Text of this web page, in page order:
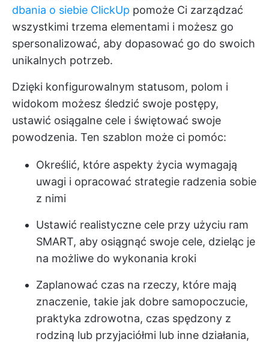
dbania o siebie ClickUp pomoże Ci zarządzać
wszystkimi trzema elementami i możesz go
spersonalizować, aby dopasować go do swoich
unikalnych potrzeb.
Dzięki konfigurowalnym statusom, polom i
widokom możesz śledzić swoje postępy,
ustawić osiągalne cele i świętować swoje
powodzenia. Ten szablon może ci pomóc:
Określić, które aspekty życia wymagają
uwagi i opracować strategie radzenia sobie
z nimi
Ustawić realistyczne cele przy użyciu ram
SMART, aby osiągnąć swoje cele, dzieląc je
na możliwe do wykonania kroki
Zaplanować czas na rzeczy, które mają
znaczenie, takie jak dobre samopoczucie,
praktyka zdrowotna, czas spędzony z
rodziną lub przyjaciółmi lub inne działania,